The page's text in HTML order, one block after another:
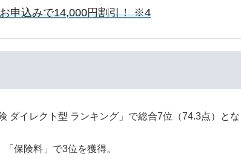
申込みで14,000円割引！ ※4
ダイレクト型 ランキング」で総合7位（74.3点）と
保険料」で3位を獲得。